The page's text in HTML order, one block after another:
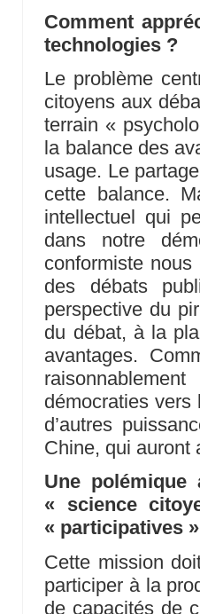
Comment
technologies ?
Le problème
citoyens aux
terrain «
la balance des
usage. Le
cette balance.
intellectuel qui
dans notre
conformiste nous
des débats
perspective du
du débat, à la
avantages.
démocraties vers
d’autres
Chine, qui auront
Une
« science
« participatives
Cette mission
participer à la
de capacités de